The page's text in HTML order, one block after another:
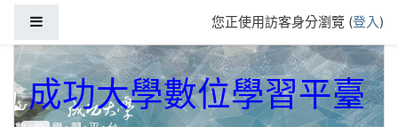
您正使用訪客身分瀏覽 (登入)
成功大學數位學習平臺